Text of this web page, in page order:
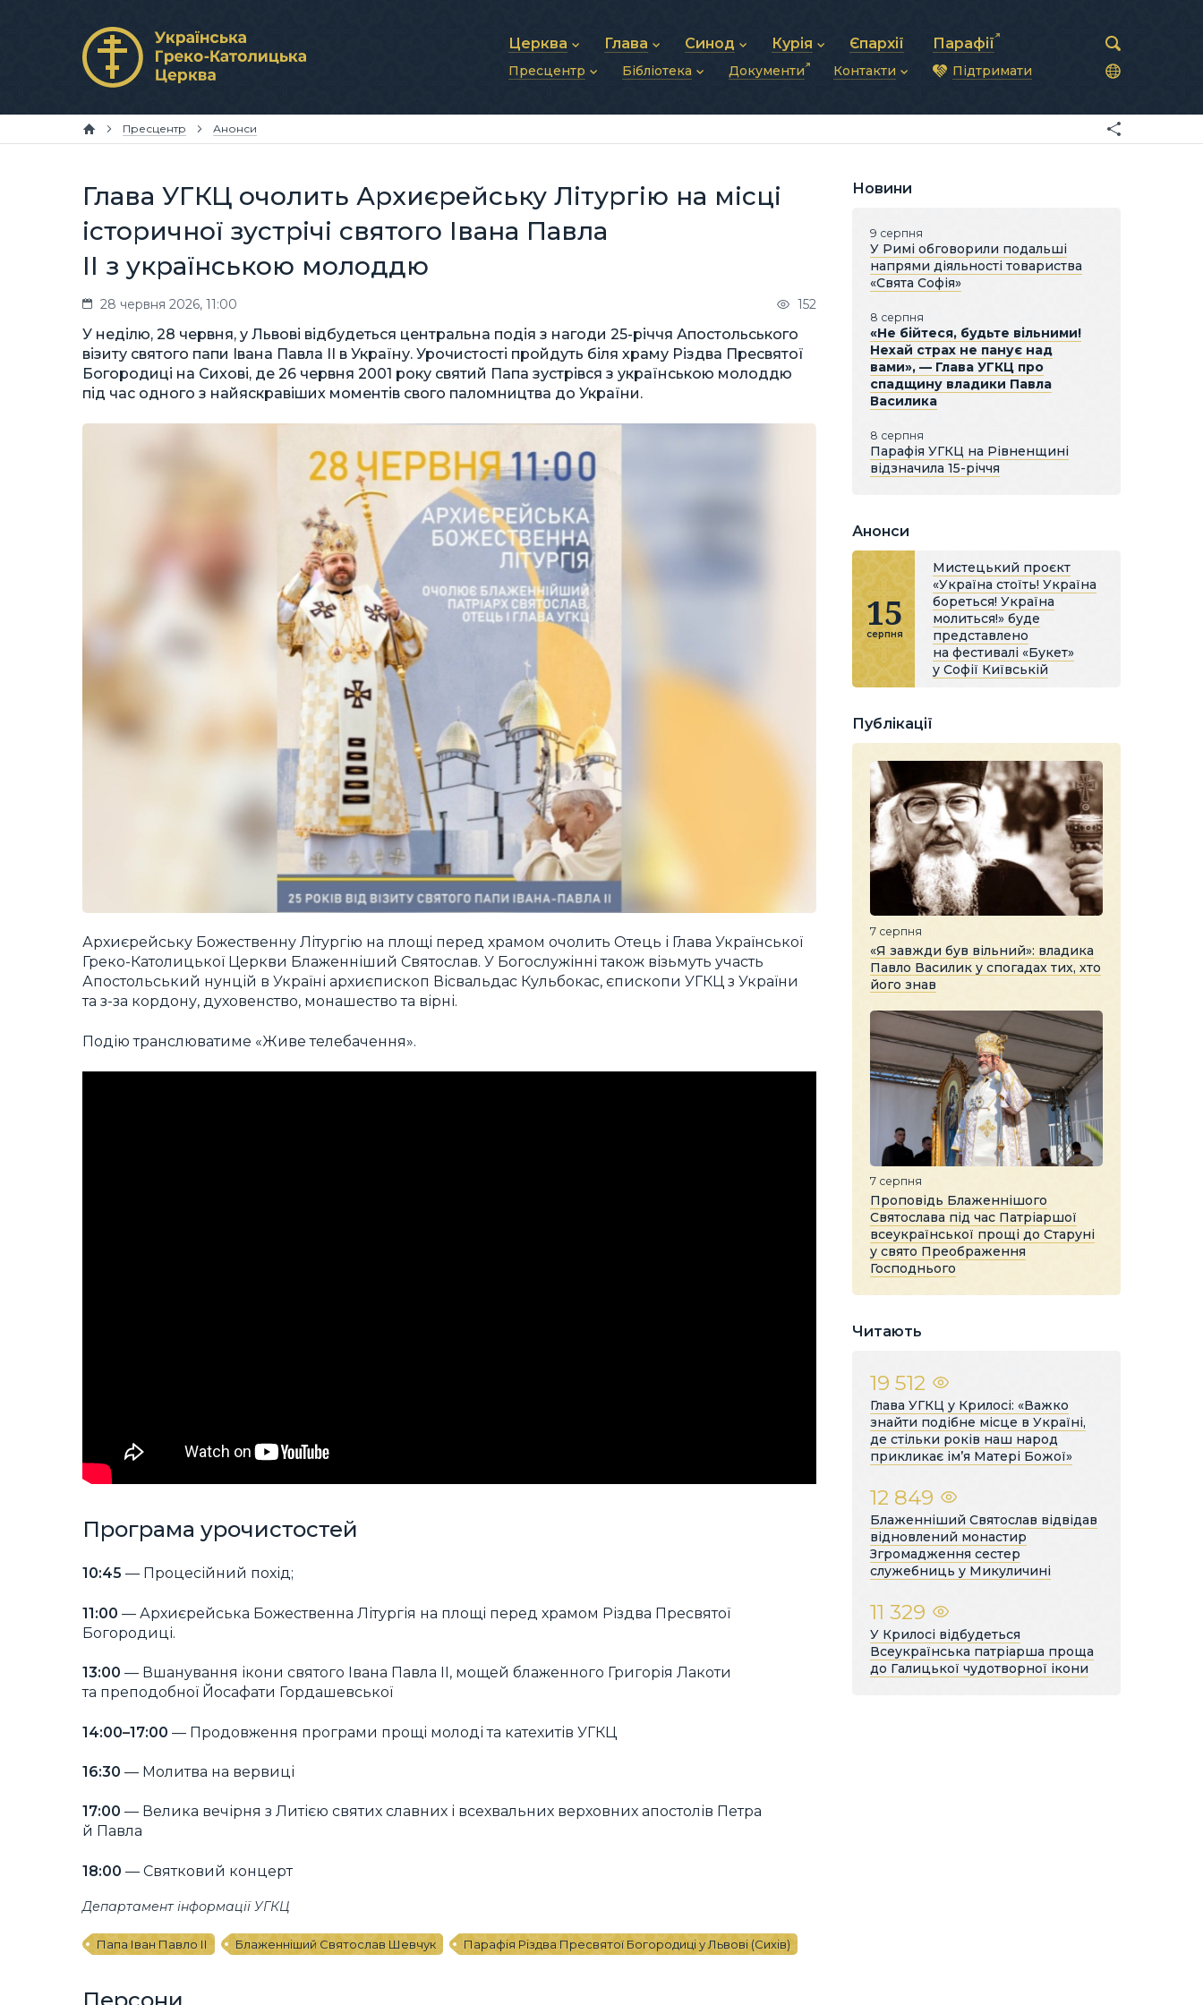
Церква
Про УГКЦ
Структура УГКЦ
Глава
Блаженніший Святослав
Фотографії
Синод
Синод Єпископів
Митрополичі Синоди
Курія
Душпастирська рада
Зв’язки та комунікації
Єпархії Парафії
Пресцентр
Публікації
Фото та відео
Архів новин (2013–2022)
Бібліотека
Молитви
Документи Контакти
Синоди Єпископів
Патріарша курія
Підтримати
Пресцентр Анонси
Глава УГКЦ очолить Архиєрейську Літургію на місці
історичної зустрічі святого Івана Павла
ІІ з українською молоддю
28 червня 2026, 11:00 152
У неділю, 28 червня, у Львові відбудеться центральна подія з нагоди 25-річчя Апостольського
візиту святого папи Івана Павла ІІ в Україну. Урочистості пройдуть біля храму Різдва Пресвятої
Богородиці на Сихові, де 26 червня 2001 року святий Папа зустрівся з українською молоддю
під час одного з найяскравіших моментів свого паломництва до України.
Архиєрейську Божественну Літургію на площі перед храмом очолить Отець і Глава Української
Греко-Католицької Церкви Блаженніший Святослав. У Богослужінні також візьмуть участь
Апостольський нунцій в Україні архиєпископ Вісвальдас Кульбокас, єпископи УГКЦ з України
та з-за кордону, духовенство, монашество та вірні.
Подію транслюватиме «Живе телебачення».
Програма урочистостей
10:45 — Процесійний похід;
11:00 — Архиєрейська Божественна Літургія на площі перед храмом Різдва Пресвятої
Богородиці.
13:00 — Вшанування ікони святого Івана Павла ІІ, мощей блаженного Григорія Лакоти
та преподобної Йосафати Гордашевської
14:00–17:00 — Продовження програми прощі молоді та катехитів УГКЦ
16:30 — Молитва на вервиці
17:00 — Велика вечірня з Литією святих славних і всехвальних верховних апостолів Петра
й Павла
18:00 — Святковий концерт
Департамент інформації УГКЦ
Папа Іван Павло ІІ Блаженніший Святослав Шевчук Парафія Різдва Пресвятої Богородиці у Львові (Сихів)
Новини
9 серпня
У Римі обговорили подальші
напрями діяльності товариства
«Свята Софія»
8 серпня
«Не бійтеся, будьте вільними!
Нехай страх не панує над
вами», — Глава УГКЦ про
спадщину владики Павла
Василика
8 серпня
Парафія УГКЦ на Рівненщині
відзначила 15-річчя
Анонси
15
серпня
Мистецький проєкт
«Україна стоїть! Україна
бореться! Україна
молиться!» буде
представлено
на фестивалі «Букет»
у Софії Київській
Публікації
7 серпня
«Я завжди був вільний»: владика
Павло Василик у спогадах тих, хто
його знав
7 серпня
Проповідь Блаженнішого
Святослава під час Патріаршої
всеукраїнської прощі до Старуні
у свято Преображення
Господнього
Читають
19 512
Глава УГКЦ у Крилосі: «Важко
знайти подібне місце в Україні,
де стільки років наш народ
прикликає ім’я Матері Божої»
12 849
Блаженніший Святослав відвідав
відновлений монастир
Згромадження сестер
служебниць у Микуличині
11 329
У Крилосі відбудеться
Всеукраїнська патріарша проща
до Галицької чудотворної ікони